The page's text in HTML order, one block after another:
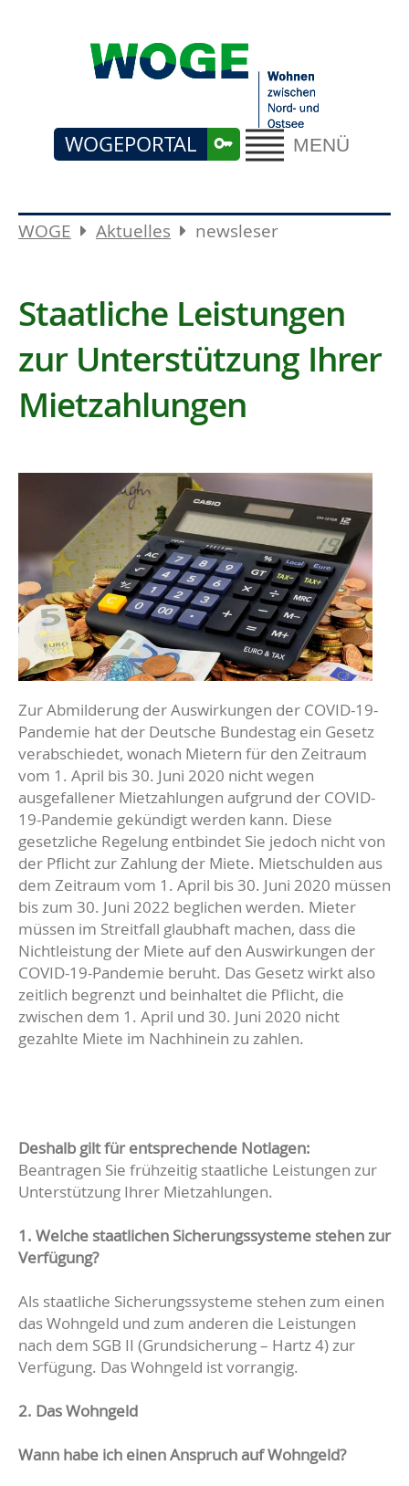
MENÜ
WOGEPORTAL
WOGE Aktuelles newsleser
Staatliche Leistungen
zur Unterstützung Ihrer
Mietzahlungen
Zur Abmilderung der Auswirkungen der COVID-19-
Pandemie hat der Deutsche Bundestag ein Gesetz
verabschiedet, wonach Mietern für den Zeitraum
vom 1. April bis 30. Juni 2020 nicht wegen
ausgefallener Mietzahlungen aufgrund der COVID-
19-Pandemie gekündigt werden kann. Diese
gesetzliche Regelung entbindet Sie jedoch nicht von
der Pflicht zur Zahlung der Miete. Mietschulden aus
dem Zeitraum vom 1. April bis 30. Juni 2020 müssen
bis zum 30. Juni 2022 beglichen werden. Mieter
müssen im Streitfall glaubhaft machen, dass die
Nichtleistung der Miete auf den Auswirkungen der
COVID-19-Pandemie beruht. Das Gesetz wirkt also
zeitlich begrenzt und beinhaltet die Pflicht, die
zwischen dem 1. April und 30. Juni 2020 nicht
gezahlte Miete im Nachhinein zu zahlen.
Deshalb gilt für entsprechende Notlagen:
Beantragen Sie frühzeitig staatliche Leistungen zur
Unterstützung Ihrer Mietzahlungen.
1. Welche staatlichen Sicherungssysteme stehen zur
Verfügung?
Als staatliche Sicherungssysteme stehen zum einen
das Wohngeld und zum anderen die Leistungen
nach dem SGB II (Grundsicherung – Hartz 4) zur
Verfügung. Das Wohngeld ist vorrangig.
2. Das Wohngeld
Wann habe ich einen Anspruch auf Wohngeld?